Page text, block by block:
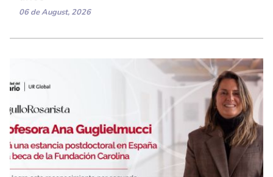
06 de August, 2026